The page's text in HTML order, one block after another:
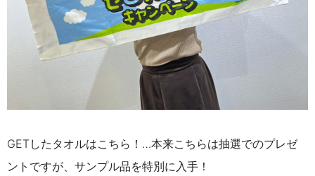
GETしたタオルはこちら！…本来こちらは抽選でのプレゼ
ントですが、サンプル品を特別に入手！